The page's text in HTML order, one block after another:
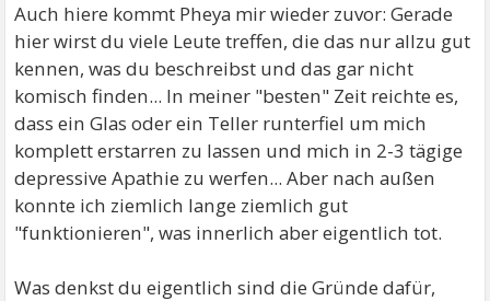
Auch hiere kommt Pheya mir wieder zuvor: Gerade
hier wirst du viele Leute treffen, die das nur allzu gut
kennen, was du beschreibst und das gar nicht
komisch finden... In meiner "besten" Zeit reichte es,
dass ein Glas oder ein Teller runterfiel um mich
komplett erstarren zu lassen und mich in 2-3 tägige
depressive Apathie zu werfen... Aber nach außen
konnte ich ziemlich lange ziemlich gut
"funktionieren", was innerlich aber eigentlich tot.
Was denkst du eigentlich sind die Gründe dafür,